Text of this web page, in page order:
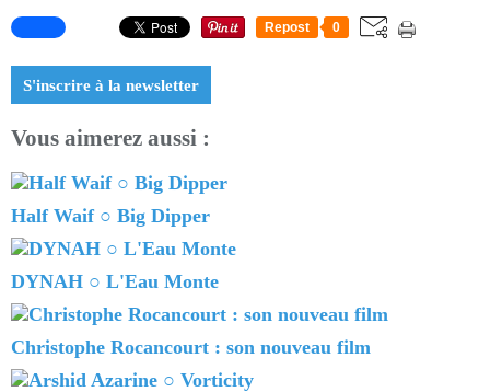
Repost 0
S'inscrire à la newsletter
Vous aimerez aussi :
Half Waif ○ Big Dipper
DYNAH ○ L'Eau Monte
Christophe Rocancourt : son nouveau film